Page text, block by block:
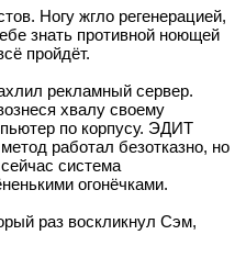
Ногу жгло регенерацией,
знать противной ноющей
пройдёт.
рекламный сервер.
хвалу своему
по корпусу. ЭДИТ
работал безотказно, но
система
огонёчками.
раз воскликнул Сэм,